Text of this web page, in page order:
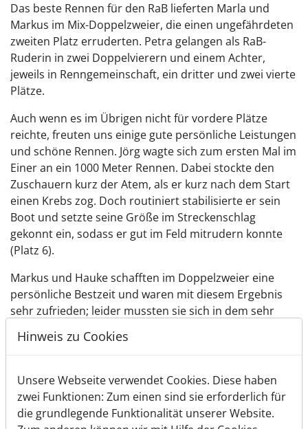
Das beste Rennen für den RaB lieferten Marla und
Markus im Mix-Doppelzweier, die einen ungefährdeten
zweiten Platz erruderten. Petra gelangen als RaB-
Ruderin in zwei Doppelvierern und einem Achter,
jeweils in Renngemeinschaft, ein dritter und zwei vierte
Plätze.
Auch wenn es im Übrigen nicht für vordere Plätze
reichte, freuten uns einige gute persönliche Leistungen
und schöne Rennen. Jörg wagte sich zum ersten Mal im
Einer an ein 1000 Meter Rennen. Dabei stockte den
Zuschauern kurz der Atem, als er kurz nach dem Start
einen Krebs zog. Doch routiniert stabilisierte er sein
Boot und setzte seine Größe im Streckenschlag
gekonnt ein, sodass er gut im Feld mitrudern konnte
(Platz 6).
Markus und Hauke schafften im Doppelzweier eine
persönliche Bestzeit und waren mit diesem Ergebnis
sehr zufrieden; leider mussten sie sich in dem sehr
schaffte es gerade noch, schon von einem Infekt
Zwei Doppelvierer mit wechselnder Besetzung aus
Andreas, Carlos, Jörg, Hauke & Jan kamen jeweils auf
Platz 5 ins Ziel.
Hinweis zu Cookies
Unsere Webseite verwendet Cookies. Diese haben
zwei Funktionen: Zum einen sind sie erforderlich für
die grundlegende Funktionalität unserer Website.